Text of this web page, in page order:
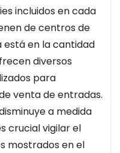
incluidos en cada
de centros de
está en la cantidad
diversos
para
venta de entradas.
a medida
crucial vigilar el
mostrados en el